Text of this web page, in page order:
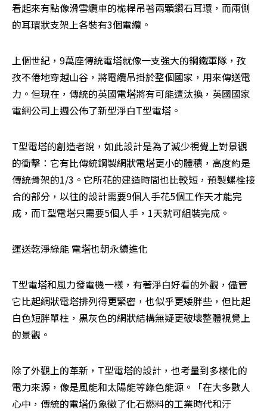
看起來有點像滑雪纜車的桅桿吊著兩顆鑽石耳環，而兩側
的耳環狀支架上各裝有3個電纜。
上個世紀，9萬座傳統電塔就像一支強大的鋼鐵軍隊，孜
孜不倦地穿越山谷，將電纜吊掛於整個國家，用來傳送電
力。但現在，傳統的英國電塔將有可能遭汰換，英國國家
電網公司上週公佈了新型淨白T型電塔。
T型電塔的創造者說，如此設計是為了減少視覺上對景觀
的衝擊：它有比傳統鋼製網狀電塔更小的體積，高度約是
傳統骨架的1/3。它所花的建造時間也比較短，預製螺栓接
合的部分，以往的設計需要9個人手花5個工作天才能完
成，而T型電塔只需要5個人手，1天就可組裝完成。
運送乾淨綠能 電塔也朝永續進化
T型電塔和風力發電機一樣，有著淨白好看的外觀，儘管
它比起網狀電塔排列得更緊密，也似乎更矮胖些，但比起
白色短胖單柱，黑灰色的網狀結構無疑更破壞整體視覺上
的景觀。
除了外觀上的革新，T型電塔的設計，也考量到多樣化的
電力來源，像是風能和太陽能等綠色能源。「在大多數人
心中，傳統的電塔仍象徵了化石燃料的工業時代和汙